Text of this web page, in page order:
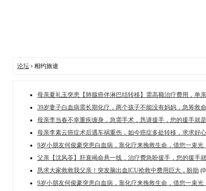
论坛› 相约旅途
母亲夏礼玉突患【肺腺癌伴淋巴结转移】需高额治疗费用，单
39岁妻子白血病需长期化疗，两个孩子不能没有妈妈，急筹救命
母亲李当春不幸重疾缠身，急需手术，恳请援手，您的援手就
母亲李素云癌症术后遇车祸重伤，如今癌症多处转移，求求好
9岁小朋友何俊豪突患白血病，靠化疗来挽救生命，借您一束光
父亲【沈风苓】肝衰竭命悬一线，治疗费急盼援手，您的援手
恳求大家救救我父亲！突发脑出血ICU抢救中费用巨大，盼助
9岁小朋友何俊豪突患白血病，靠化疗来挽救生命，借您一束光